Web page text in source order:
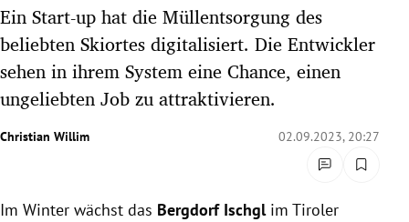
Untermenü
Untermenü
Untermenü
Ein Start-up hat die Müllentsorgung des
beliebten Skiortes digitalisiert. Die Entwickler
sehen in ihrem System eine Chance, einen
ungeliebten Job zu attraktivieren.
Christian Willim 02.09.2023, 20:27
Im Winter wächst das Bergdorf Ischglim Tiroler